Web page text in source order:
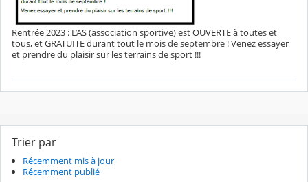
Rentrée 2023 : L’AS (association sportive) est OUVERTE à toutes et
tous, et GRATUITE durant tout le mois de septembre ! Venez essayer
et prendre du plaisir sur les terrains de sport !!!
Trier par
Récemment mis à jour
Récemment publié